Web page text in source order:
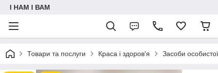
I НАМ I ВАМ
Товари та послуги Краса і здоров'я Засоби особистої